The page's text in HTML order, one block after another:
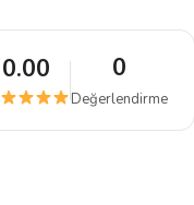
0.00 0
Değerlendirme